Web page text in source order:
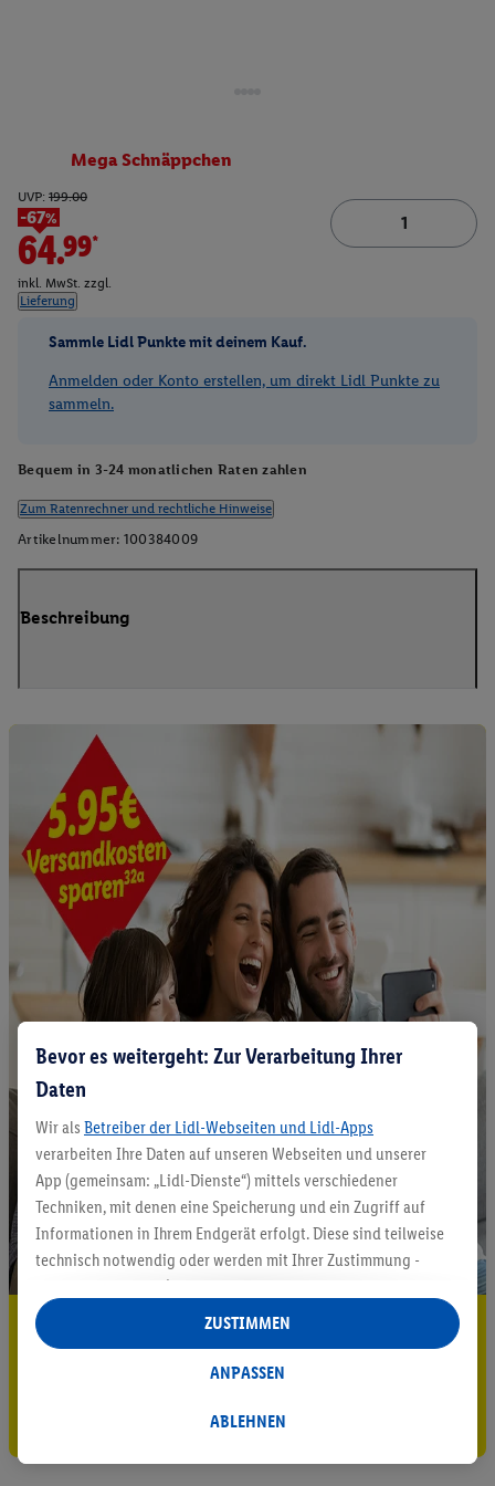
Mega Schnäppchen
UVP: 199.00
-67%
64.99*
inkl. MwSt. zzgl.
Lieferung
Sammle Lidl Punkte mit deinem Kauf.
Anmelden oder Konto erstellen, um direkt Lidl Punkte zu
sammeln.
Bequem in 3-24 monatlichen Raten zahlen
Zum Ratenrechner und rechtliche Hinweise
Artikelnummer: 100384009
Beschreibung
5.95 € Versand sparen³²ᵃ
Jetzt zum Newsletter anmelden
Gutschein sichern!
Bevor es weitergeht: Zur Verarbeitung Ihrer
Daten
Wir als Betreiber der Lidl-Webseiten und Lidl-Apps
verarbeiten Ihre Daten auf unseren Webseiten und unserer
App (gemeinsam: „Lidl-Dienste“) mittels verschiedener
Techniken, mit denen eine Speicherung und ein Zugriff auf
Informationen in Ihrem Endgerät erfolgt. Diese sind teilweise
technisch notwendig oder werden mit Ihrer Zustimmung -
auch durch Partner (u.a.
Verantwortliche; im Zusammenhang mit dem IAB TCF
insgesamt
Statistik-Erstellung oder für personalisierte Werbung
Datenverarbeitungen für personalisierte Werbung werden
ABLEHNEN
ANPASSEN
ZUSTIMMEN